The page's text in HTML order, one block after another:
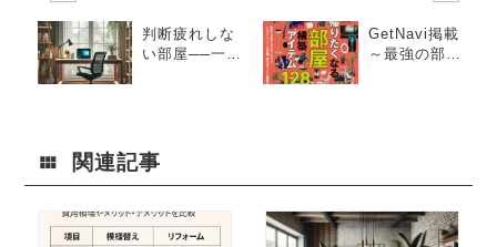
判断疲れしな
い部屋──一人
GetNavi掲載
～最強の部屋
関連記事